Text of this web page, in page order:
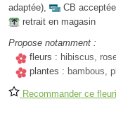
adaptée), CB acceptée
retrait en magasin
Propose notamment :
fleurs : hibiscus,
plantes : bambous,
Recommander ce